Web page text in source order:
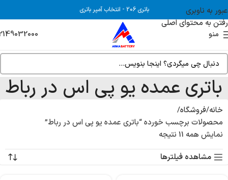
عبور به ناوبری
رفتن به محتوای اصلی
باتری 206 - انتخاب آمپر باتری
منو
باتری عمده یو پی اس در رباط
خانه فروشگاه
محصولات برچسب خورده “باتری عمده یو پی اس در رباط”
نمایش همه 11 نتیجه
مشاهده فیلترها